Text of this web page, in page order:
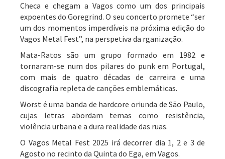
Checa e chegam a Vagos como um dos principais
expoentes do Goregrind. O seu concerto promete “ser
um dos momentos imperdíveis na próxima edição do
Vagos Metal Fest”, na perspetiva da rganização.
Mata-Ratos são um grupo formado em 1982 e
tornaram-se num dos pilares do punk em Portugal,
com mais de quatro décadas de carreira e uma
discografia repleta de canções emblemáticas.
Worst é uma banda de hardcore oriunda de São Paulo,
cujas letras abordam temas como resistência,
violência urbana e a dura realidade das ruas.
O Vagos Metal Fest 2025 irá decorrer dia 1, 2 e 3 de
Agosto no recinto da Quinta do Ega, em Vagos.